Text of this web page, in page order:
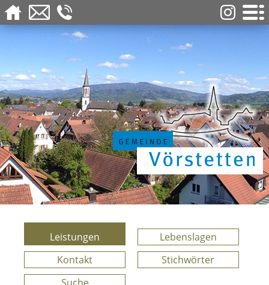
Leistungen
Lebenslagen
Kontakt
Stichwörter